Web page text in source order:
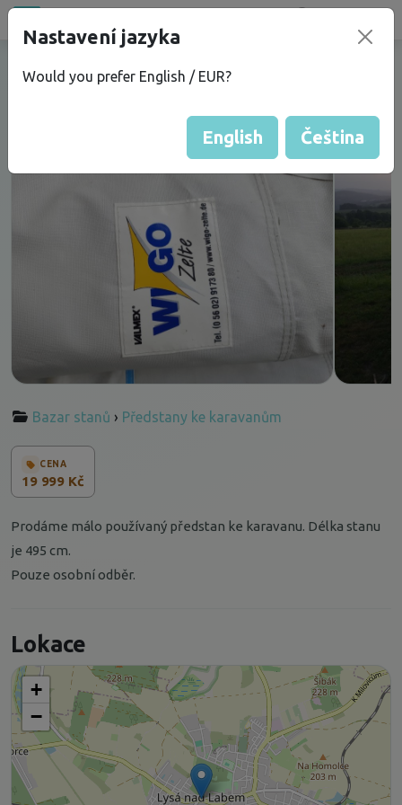
Předstan ke karavanu. Délka
stanu je 495 cm.
Bazar stanů › Předstany ke karavanům
CENA
19 999 Kč
Prodáme málo používaný předstan ke karavanu. Délka stanu
je 495 cm.
Pouze osobní odběr.
Lokace
+
−
Nastavení jazyka
Would you prefer English / EUR?
English Čeština